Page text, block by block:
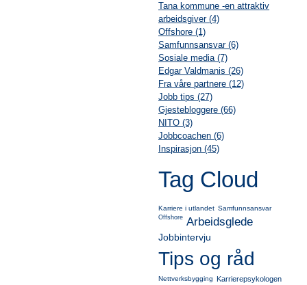
Tana kommune -en attraktiv
arbeidsgiver (4)
Offshore (1)
Samfunnsansvar (6)
Sosiale media (7)
Edgar Valdmanis (26)
Fra våre partnere (12)
Jobb tips (27)
Gjestebloggere (66)
NITO (3)
Jobbcoachen (6)
Inspirasjon (45)
Tag Cloud
Karriere i utlandet Samfunnsansvar
Offshore Arbeidsglede
Jobbintervju
Tips og råd
Nettverksbygging Karrierepsykologen